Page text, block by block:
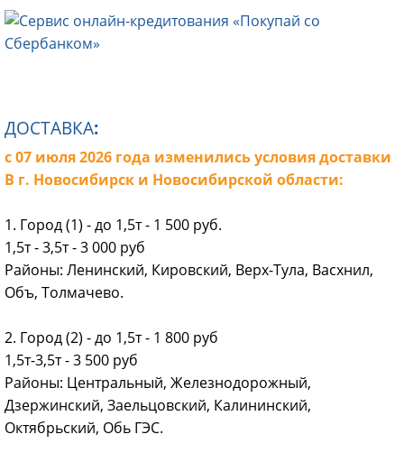
ДОСТАВКА:
c 07 июля 2026 года изменились условия доставки
В г. Новосибирск и Новосибирской области:
1. Город (1) - до 1,5т - 1 500 руб.
1,5т - 3,5т - 3 000 руб
Районы: Ленинский, Кировский, Верх-Тула, Васхнил,
Объ, Толмачево.
2. Город (2) - до 1,5т - 1 800 руб
1,5т-3,5т - 3 500 руб
Районы: Центральный, Железнодорожный,
Дзержинский, Заельцовский, Калининский,
Октябрьский, Обь ГЭС.